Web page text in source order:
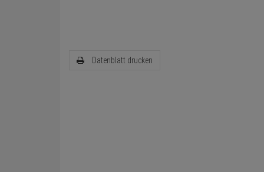
Datenblatt drucken